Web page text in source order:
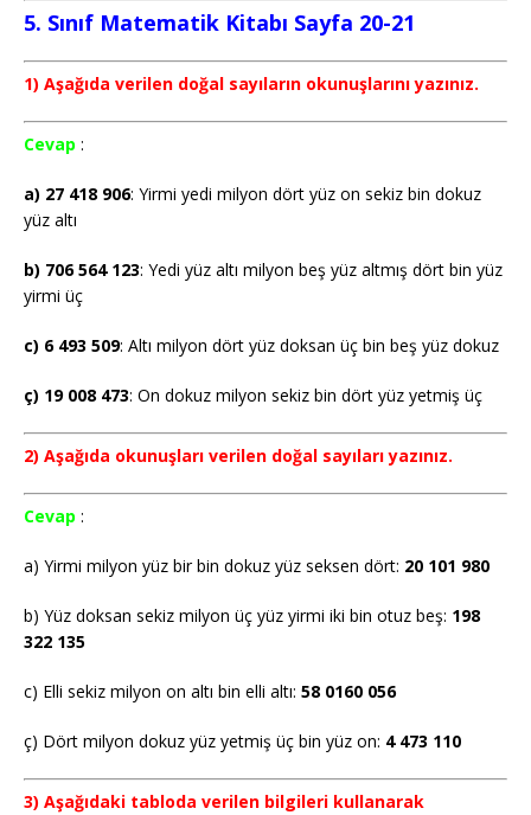
5. Sınıf Matematik Kitabı Sayfa 20-21
1) Aşağıda verilen doğal sayıların okunuşlarını yazınız.
Cevap :
a) 27 418 906: Yirmi yedi milyon dört yüz on sekiz bin dokuz
yüz altı
b) 706 564 123: Yedi yüz altı milyon beş yüz altmış dört bin yüz
yirmi üç
c) 6 493 509: Altı milyon dört yüz doksan üç bin beş yüz dokuz
ç) 19 008 473: On dokuz milyon sekiz bin dört yüz yetmiş üç
2) Aşağıda okunuşları verilen doğal sayıları yazınız.
Cevap :
a) Yirmi milyon yüz bir bin dokuz yüz seksen dört: 20 101 980
b) Yüz doksan sekiz milyon üç yüz yirmi iki bin otuz beş: 198
322 135
c) Elli sekiz milyon on altı bin elli altı: 58 0160 056
ç) Dört milyon dokuz yüz yetmiş üç bin yüz on: 4 473 110
3) Aşağıdaki tabloda verilen bilgileri kullanarak